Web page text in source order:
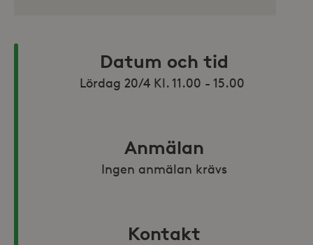
Datum och tid
Lördag 20/4 Kl. 11.00 - 15.00
Anmälan
Ingen anmälan krävs
Kontakt